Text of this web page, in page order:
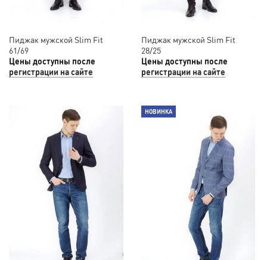
Пиджак мужской Slim Fit
61/69
Цены доступны после
регистрации на сайте
Пиджак мужской Slim Fit
28/25
Цены доступны после
регистрации на сайте
НОВИНКА